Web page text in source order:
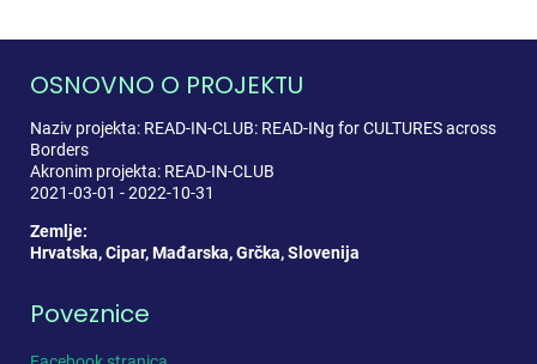
OSNOVNO O PROJEKTU
Naziv projekta: READ-IN-CLUB: READ-INg for CULTURES across
Borders
Akronim projekta: READ-IN-CLUB
2021-03-01 - 2022-10-31
Zemlje:
Hrvatska, Cipar, Mađarska, Grčka, Slovenija
Poveznice